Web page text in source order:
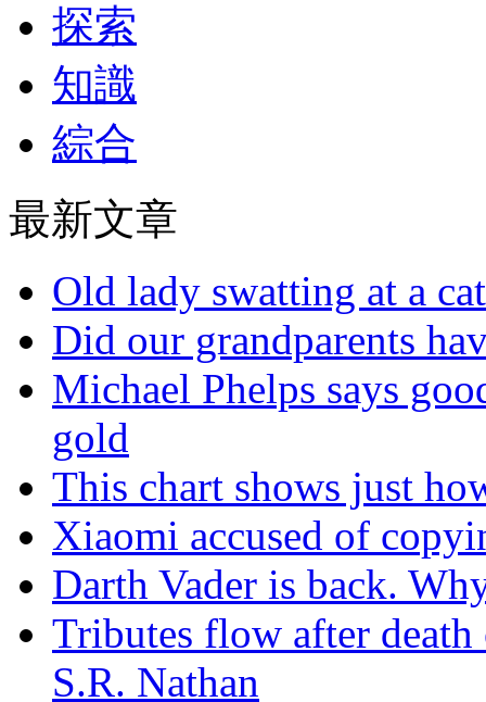
探索
知識
綜合
最新文章
Old lady swatting at a
Did our grandparents
Michael Phelps says
gold
This chart shows just
Xiaomi accused of
Darth Vader is back.
Tributes flow after
S.R. Nathan